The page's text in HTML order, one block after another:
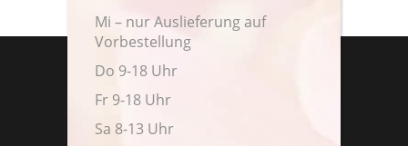
Mi – nur Auslieferung auf
Vorbestellung
Do 9-18 Uhr
Fr 9-18 Uhr
Sa 8-13 Uhr